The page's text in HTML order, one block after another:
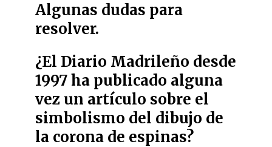
Algunas dudas para
resolver.
¿El Diario Madrileño desde
1997 ha publicado alguna
vez un artículo sobre el
simbolismo del dibujo de
la corona de espinas?